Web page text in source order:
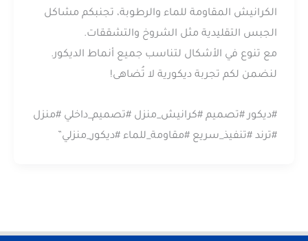
الكرانيش المقاومة للماء والرطوبة، تجنبكم مشاكل
الجبس التقليدية مثل الشروخ والتشققات.
مع تنوع في الأشكال لتناسب جميع أنماط الديكور.
لنضمن لكم تجربة ديكورية لا تُضاهى!
#ديكور #تصميم #كرانيش_منزل #تصميم_داخلي #منزل
#ترند #تنفيذ_سريع #مقاومة_للماء #ديكور_منزلي”